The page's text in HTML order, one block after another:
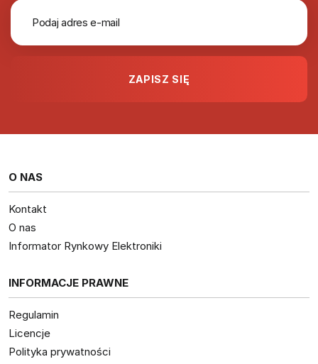
O NAS
Kontakt
O nas
Informator Rynkowy Elektroniki
INFORMACJE PRAWNE
Regulamin
Licencje
Polityka prywatności